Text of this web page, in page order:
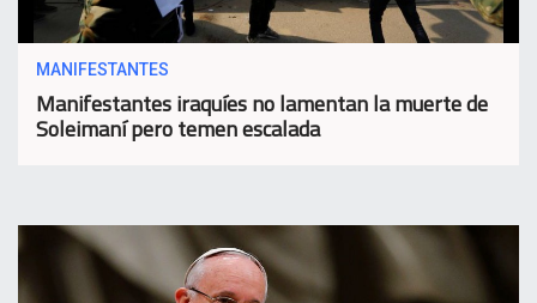
MANIFESTANTES
Manifestantes iraquíes no lamentan la muerte de
Soleimaní pero temen escalada